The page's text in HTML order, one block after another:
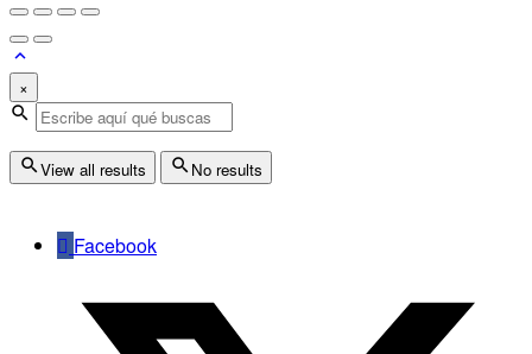
×
View all results No results
Facebook